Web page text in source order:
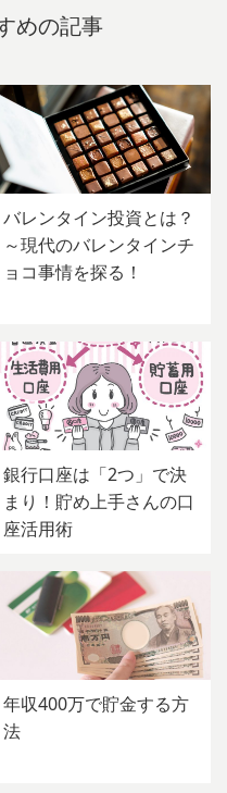
めの記事
バレンタイン投資とは？
～現代のバレンタインチ
ョコ事情を探る！
銀行口座は「2つ」で決
まり！貯め上手さんの口
座活用術
年収400万で貯金する方
法